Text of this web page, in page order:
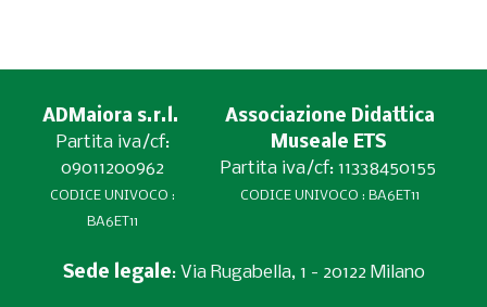
ADMaiora s.r.l.
Partita iva/cf:
09011200962
CODICE UNIVOCO :
BA6ET11
Associazione Didattica
Museale ETS
Partita iva/cf: 11338450155
CODICE UNIVOCO : BA6ET11
Sede legale: Via Rugabella, 1 - 20122 Milano